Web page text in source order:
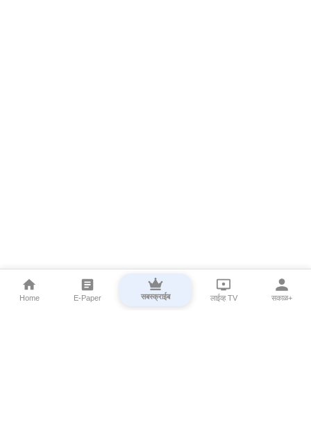
Home E-Paper सबस्क्राईब लाईव्ह TV सकाळ+